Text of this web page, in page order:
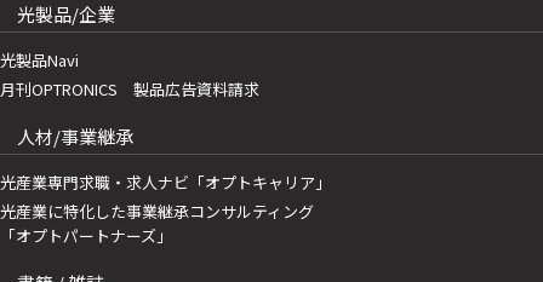
光製品/企業
光製品Navi
月刊OPTRONICS 製品広告資料請求
人材/事業継承
光産業専門求職・求人ナビ「オプトキャリア」
光産業に特化した事業継承コンサルティング
「オプトパートナーズ」